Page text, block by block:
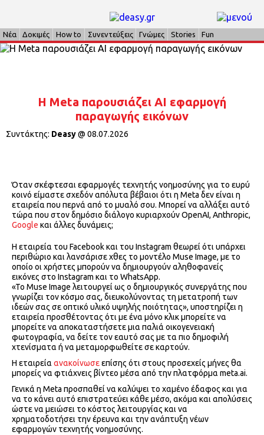
Νέα Δοκιμές How to Συνεντεύξεις Γνώμες Stories Fun
H Meta παρουσιάζει ΑΙ εφαρμογή
παραγωγής εικόνων
Συντάκτης: Deasy@ 08.07.2026
Όταν σκέφτεσαι εφαρμογές τεχνητής νοημοσύνης για το ευρύ
κοινό είμαστε σχεδόν απόλυτα βέβαιοι ότι η Meta δεν είναι η
εταιρεία που περνά από το μυαλό σου. Μπορεί να αλλάξει αυτό
τώρα που στον δημόσιο διάλογο κυριαρχούν OpenAI, Anthropic,
Google και άλλες δυνάμεις;
Η εταιρεία του Facebook και του Instagram θεωρεί ότι υπάρχει
περιθώριο και λανσάρισε χθες το μοντέλο Muse Image, με το
οποίο οι χρήστες μπορούν να δημιουργούν αληθοφανείς
εικόνες στο Instagram και το WhatsApp.
«To Muse Image λειτουργεί ως ο δημιουργικός συνεργάτης που
γνωρίζει τον κόσμο σας, διευκολύνοντας τη μετατροπή των
ιδεών σας σε οπτικό υλικό υψηλής ποιότητας», υποστηρίζει η
εταιρεία προσθέτοντας ότι με ένα μόνο κλικ μπορείτε να
μπορείτε να αποκαταστήσετε μια παλιά οικογενειακή
φωτογραφία, να δείτε τον εαυτό σας με τα πιο δημοφιλή
χτενίσματα ή να μεταμορφωθείτε σε καρτούν.
Η εταιρεία ανακοίνωσεεπίσης ότι στους προσεχείς μήνες θα
μπορείς να φτιάχνεις βίντεο μέσα από την πλατφόρμα meta.ai.
Γενικά η Meta προσπαθεί να καλύψει το χαμένο έδαφος και για
να το κάνει αυτό επιστρατεύει κάθε μέσο, ακόμα και απολύσεις
ώστε να μειώσει το κόστος λειτουργίας και να
χρηματοδοτήσει την έρευνα και την ανάπτυξη νέων
εφαρμογών τεχνητής νοημοσύνης.